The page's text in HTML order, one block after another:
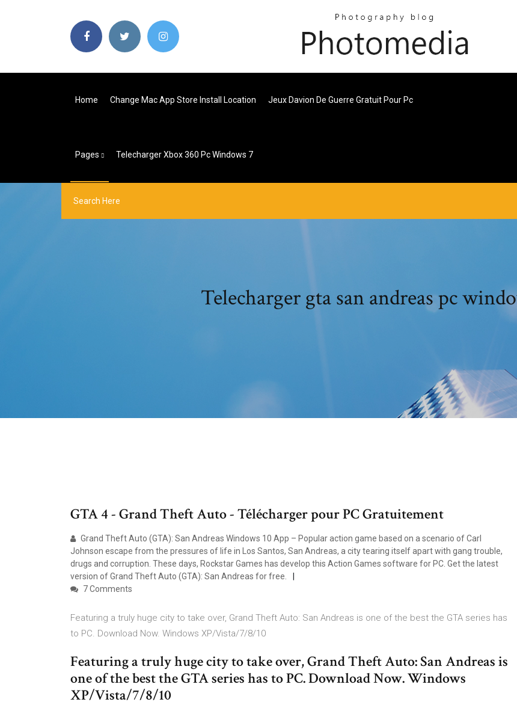
Home Change Mac App Store Install Location Jeux Davion De Guerre Gratuit Pour Pc
Pages Telecharger Xbox 360 Pc Windows 7
Telecharger gta san andreas pc
GTA 4 - Grand Theft Auto - Télécharger pour PC Gratuitement
Grand Theft Auto (GTA): San Andreas Windows 10 App – Popular action game based on a scenario of Carl
Johnson escape from the pressures of life in Los Santos, San Andreas, a city tearing itself apart with gang trouble,
drugs and corruption. These days, Rockstar Games has develop this Action Games software for PC. Get the latest
version of Grand Theft Auto (GTA): San Andreas for free.
7 Comments
Featuring a truly huge city to take over, Grand Theft Auto: San Andreas is one of the best the GTA series has
to PC. Download Now. Windows XP/Vista/7/8/10
Featuring a truly huge city to take over, Grand Theft Auto: San Andreas is
one of the best the GTA series has to PC. Download Now. Windows
XP/Vista/7/8/10